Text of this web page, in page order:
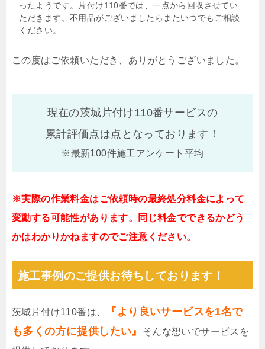
ったようです。片付け110番では、一点から回収させてい
ただきます。不用品がございましたらまたいつでもご相談
ください。
この度はご依頼いただき、ありがとうございました。
現在の茨城片付け110番サービスの
累計評価点は点となっております！
※最新100件施工アンケート平均
※実際の作業料金はご依頼時の最終処分料金によって
変動する可能性があります。同じ料金でできるかどう
かはわかりかねますのでご注意ください。
施工事例のご提供お待ちしております！
茨城片付け110番は、
『より良いサービスを1名で
も多くの方に提供したい』
そんな想いでサービスを